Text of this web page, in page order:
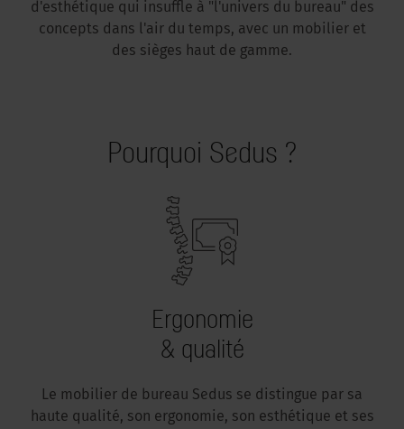
d'esthétique qui insuffle à "l'univers du bureau" des
concepts dans l'air du temps, avec un mobilier et
des sièges haut de gamme.
Pourquoi Sedus ?
Ergonomie
& qualité
Le mobilier de bureau Sedus se distingue par sa
haute qualité, son ergonomie, son esthétique et ses